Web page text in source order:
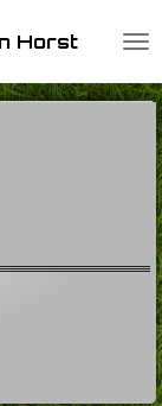
Horst